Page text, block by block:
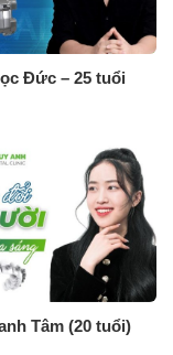
Đức – 25 tuổi
Tâm (20 tuổi)